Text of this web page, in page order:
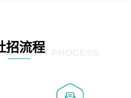
。Jenkins工具使用；
mysql、nginx等；
招流程 PROCESS